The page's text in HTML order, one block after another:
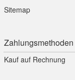
Sitemap
Zahlungsmethoden
Kauf auf Rechnung